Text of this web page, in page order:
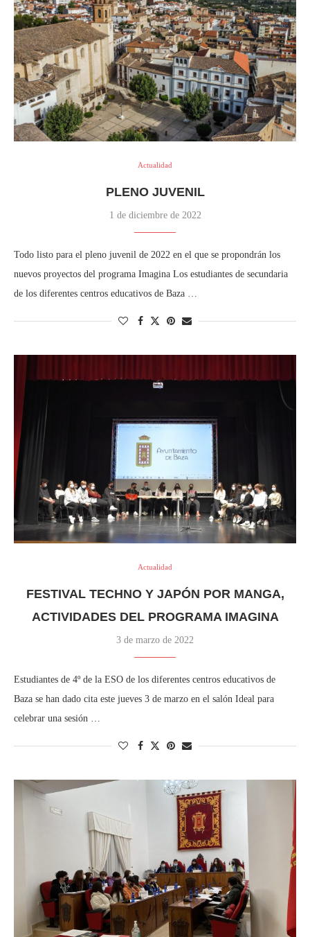
Actualidad
PLENO JUVENIL
1 de diciembre de 2022
Todo listo para el pleno juvenil de 2022 en el que se propondrán los
nuevos proyectos del programa Imagina Los estudiantes de secundaria
de los diferentes centros educativos de Baza …
Actualidad
FESTIVAL TECHNO Y JAPÓN POR MANGA,
ACTIVIDADES DEL PROGRAMA IMAGINA
3 de marzo de 2022
Estudiantes de 4º de la ESO de los diferentes centros educativos de
Baza se han dado cita este jueves 3 de marzo en el salón Ideal para
celebrar una sesión …